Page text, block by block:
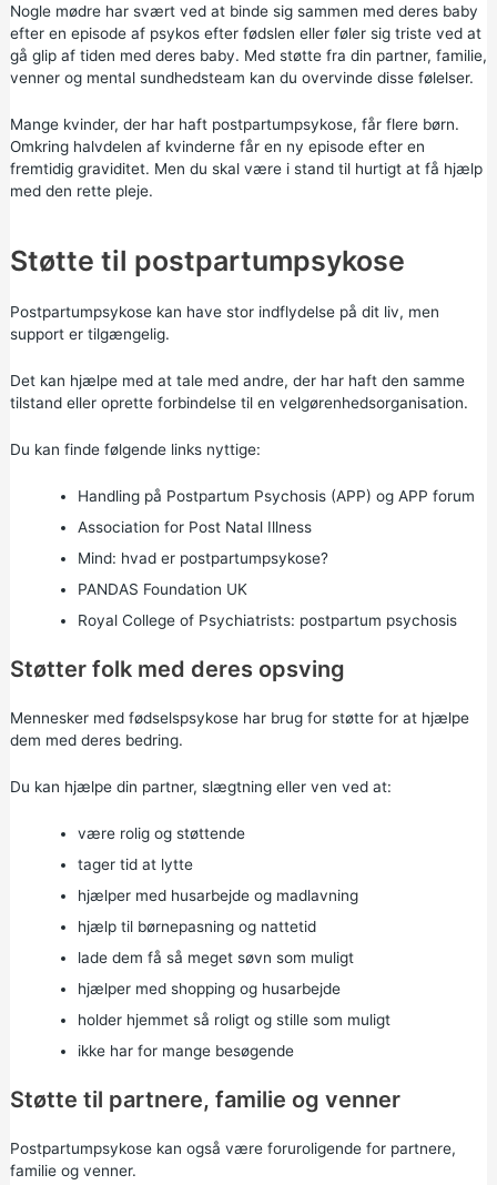
Nogle mødre har svært ved at binde sig sammen med deres baby
efter en episode af psykos efter fødslen eller føler sig triste ved at
gå glip af tiden med deres baby. Med støtte fra din partner, familie,
venner og mental sundhedsteam kan du overvinde disse følelser.
Mange kvinder, der har haft postpartumpsykose, får flere børn.
Omkring halvdelen af kvinderne får en ny episode efter en
fremtidig graviditet. Men du skal være i stand til hurtigt at få hjælp
med den rette pleje.
Støtte til postpartumpsykose
Postpartumpsykose kan have stor indflydelse på dit liv, men
support er tilgængelig.
Det kan hjælpe med at tale med andre, der har haft den samme
tilstand eller oprette forbindelse til en velgørenhedsorganisation.
Du kan finde følgende links nyttige:
Handling på Postpartum Psychosis (APP) og APP forum
Association for Post Natal Illness
Mind: hvad er postpartumpsykose?
PANDAS Foundation UK
Royal College of Psychiatrists: postpartum psychosis
Støtter folk med deres opsving
Mennesker med fødselspsykose har brug for støtte for at hjælpe
dem med deres bedring.
Du kan hjælpe din partner, slægtning eller ven ved at:
være rolig og støttende
tager tid at lytte
hjælper med husarbejde og madlavning
hjælp til børnepasning og nattetid
lade dem få så meget søvn som muligt
hjælper med shopping og husarbejde
holder hjemmet så roligt og stille som muligt
ikke har for mange besøgende
Støtte til partnere, familie og venner
Postpartumpsykose kan også være foruroligende for partnere,
familie og venner.